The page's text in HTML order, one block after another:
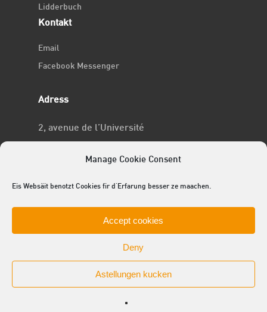
Manage Cookie Consent
Eis Websäit benotzt Cookies fir d'Erfarung besser ze maachen.
Accept cookies
Deny
Astellungen kucken
Lidderbuch
Kontakt
Email
Facebook Messenger
Adress
2, avenue de l’Université
No RCSL
© 2025 ACEL - de Studentevertrieder
instagram